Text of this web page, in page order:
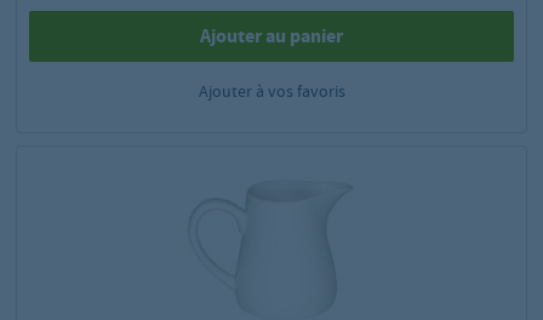
Ajouter au panier
Ajouter à vos favoris